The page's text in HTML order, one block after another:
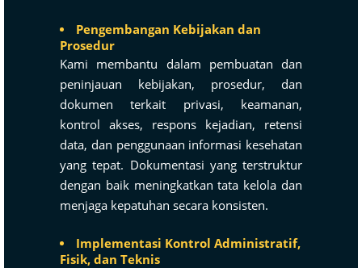
Pengembangan Kebijakan dan
Prosedur
Kami membantu dalam pembuatan dan
peninjauan kebijakan, prosedur, dan
dokumen terkait privasi, keamanan,
kontrol akses, respons kejadian, retensi
data, dan penggunaan informasi kesehatan
yang tepat. Dokumentasi yang terstruktur
dengan baik meningkatkan tata kelola dan
menjaga kepatuhan secara konsisten.
Implementasi Kontrol Administratif,
Fisik, dan Teknis